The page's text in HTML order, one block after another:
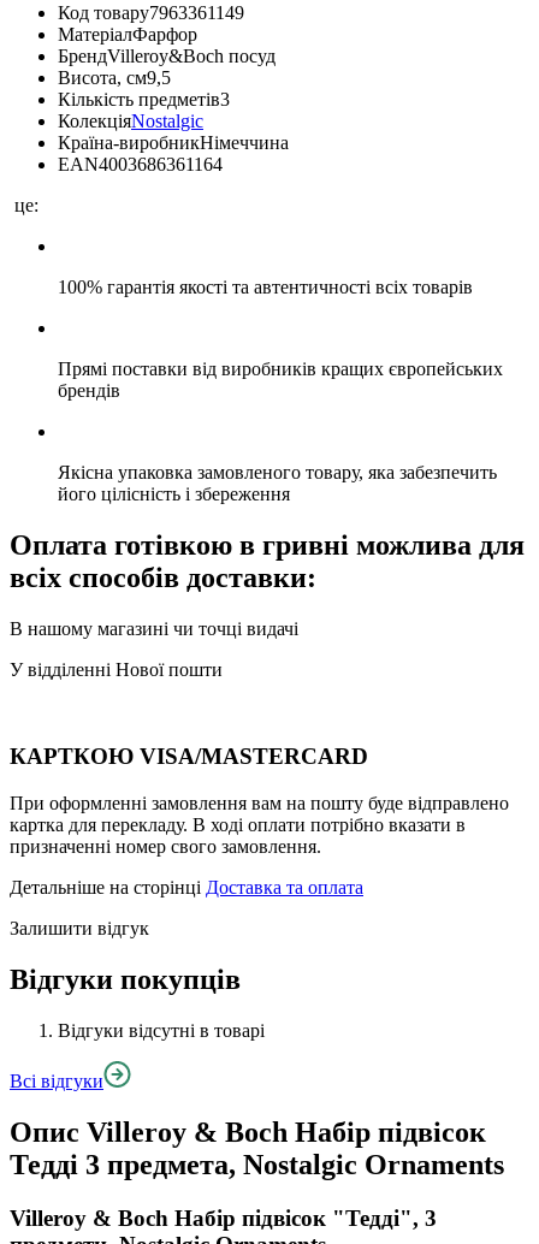
Код товару7963361149
МатеріалФарфор
БрендVilleroy&Boch посуд
Висота, см9,5
Кількість предметів3
КолекціяNostalgic
Країна-виробникНімеччина
EAN4003686361164
це:
100% гарантія якості та автентичності всіх товарів
Прямі поставки від виробників кращих європейських
брендів
Якісна упаковка замовленого товару, яка забезпечить
його цілісність і збереження
Оплата готівкою в гривні можлива для
всіх способів доставки:
В нашому магазині чи точці видачі
У відділенні Нової пошти
КАРТКОЮ VISA/MASTERCARD
При оформленні замовлення вам на пошту буде відправлено
картка для перекладу. В ході оплати потрібно вказати в
призначенні номер свого замовлення.
Детальніше на сторінці Доставка та оплата
Залишити відгук
Відгуки покупців
Відгуки відсутні в товарі
Всі відгуки
Опис Villeroy & Boch Набір підвісок
Тедді 3 предмета, Nostalgic Ornaments
Villeroy & Boch Набір підвісок "Тедді", 3